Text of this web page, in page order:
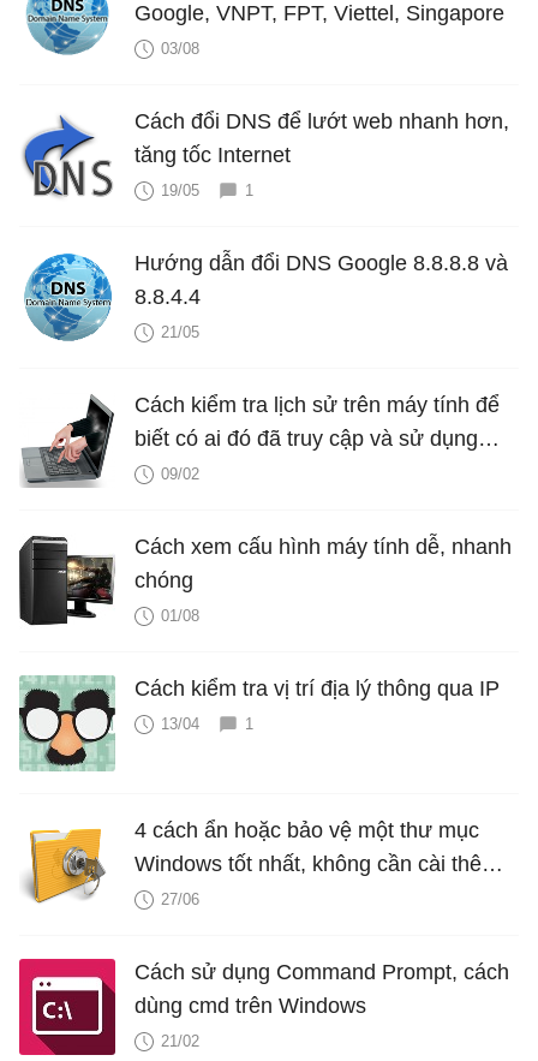
Google, VNPT, FPT, Viettel, Singapore
03/08
Cách đổi DNS để lướt web nhanh hơn,
tăng tốc Internet
19/05 1
Hướng dẫn đổi DNS Google 8.8.8.8 và
8.8.4.4
21/05
Cách kiểm tra lịch sử trên máy tính để
biết có ai đó đã truy cập và sử dụng
máy tính của bạn?
09/02
Cách xem cấu hình máy tính dễ, nhanh
chóng
01/08
Cách kiểm tra vị trí địa lý thông qua IP
13/04 1
4 cách ẩn hoặc bảo vệ một thư mục
Windows tốt nhất, không cần cài thêm
phần mềm
27/06
Cách sử dụng Command Prompt, cách
dùng cmd trên Windows
21/02